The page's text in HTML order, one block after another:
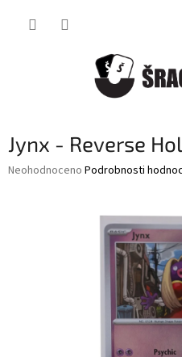
Jynx - Reverse
Průměrné
Neohodnoceno Podrobnosti